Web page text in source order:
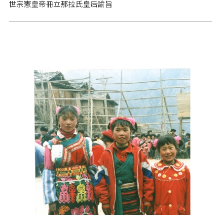
世宗憲皇帝冊立那拉氏皇后諭旨